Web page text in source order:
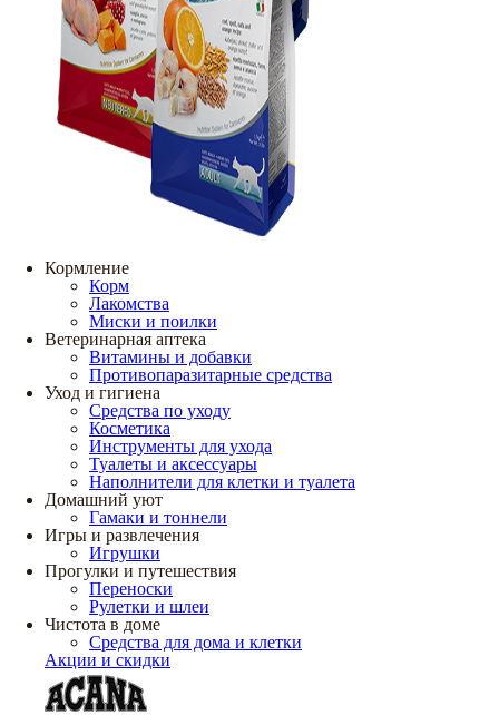
Кормление
Корм
Лакомства
Миски и поилки
Ветеринарная аптека
Витамины и добавки
Противопаразитарные средства
Уход и гигиена
Средства по уходу
Косметика
Инструменты для ухода
Туалеты и аксессуары
Наполнители для клетки и туалета
Домашний уют
Гамаки и тоннели
Игры и развлечения
Игрушки
Прогулки и путешествия
Переноски
Рулетки и шлеи
Чистота в доме
Средства для дома и клетки
Акции и скидки